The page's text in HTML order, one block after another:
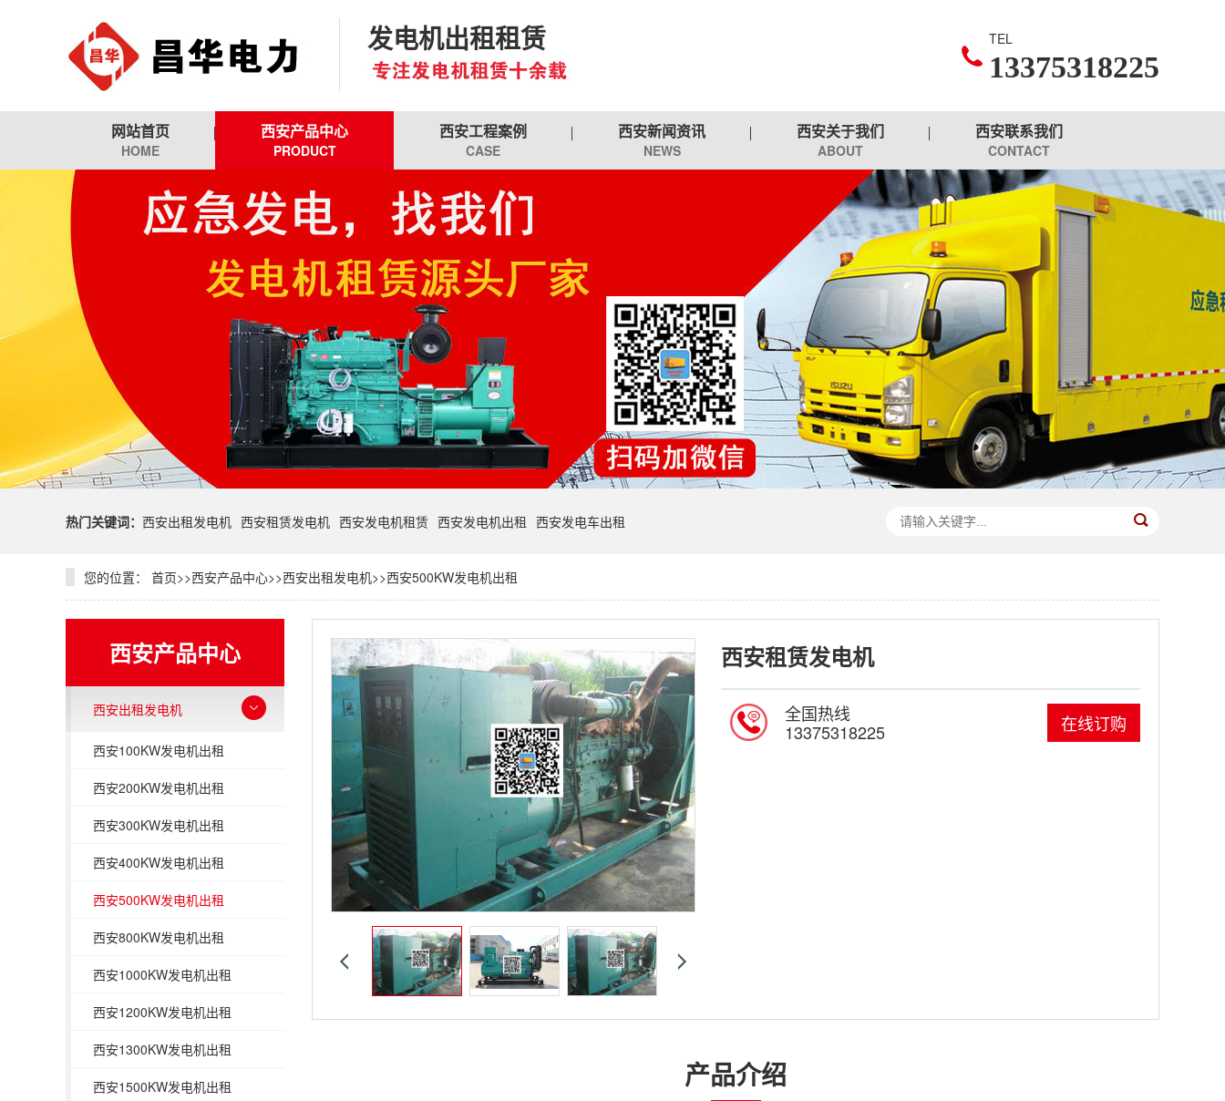
发电机出租租赁 TEL
13375318225
网站首页
HOME
西安产品中心
PRODUCT
西安工程案例
CASE
西安新闻资讯
NEWS
西安关于我们
ABOUT
西安联系我们
CONTACT
热门关键词： 西安出租发电机 西安租赁发电机 西安发电机租赁 西安发电机出租 西安发电车出租
您的位置： 首页>>西安产品中心>>西安出租发电机>>西安500KW发电机出租
西安产品中心
西安出租发电机
西安100KW发电机出租
西安200KW发电机出租
西安300KW发电机出租
西安400KW发电机出租
西安500KW发电机出租
西安800KW发电机出租
西安1000KW发电机出租
西安1200KW发电机出租
西安1300KW发电机出租
西安1500KW发电机出租
西安租赁发电机
在线订购
全国热线
13375318225
产品介绍